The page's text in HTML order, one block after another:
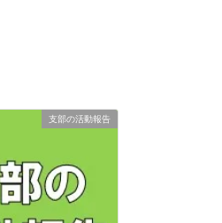
支部の活動報告